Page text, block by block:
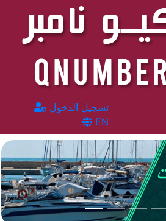
تسجيل الدخول
EN